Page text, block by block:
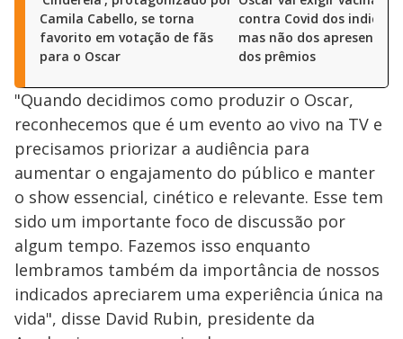
Camila Cabello, se torna
favorito em votação de fãs
para o Oscar
contra Covid dos
mas não dos
dos prêmios
"Quando decidimos como produzir o Oscar,
reconhecemos que é um evento ao vivo na TV e
precisamos priorizar a audiência para
aumentar o engajamento do público e manter
o show essencial, cinético e relevante. Esse tem
sido um importante foco de discussão por
algum tempo. Fazemos isso enquanto
lembramos também da importância de nossos
indicados apreciarem uma experiência única na
vida", disse David Rubin, presidente da